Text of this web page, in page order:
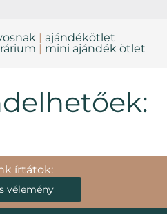
| ajándékötlet
| mini ajándék ötlet
írtátok:
vélemény